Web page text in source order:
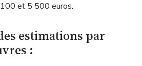
100 et 5 500 euros.
estimations par
: